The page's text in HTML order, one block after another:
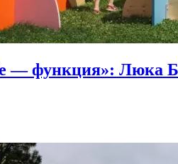
— функция»: Люка